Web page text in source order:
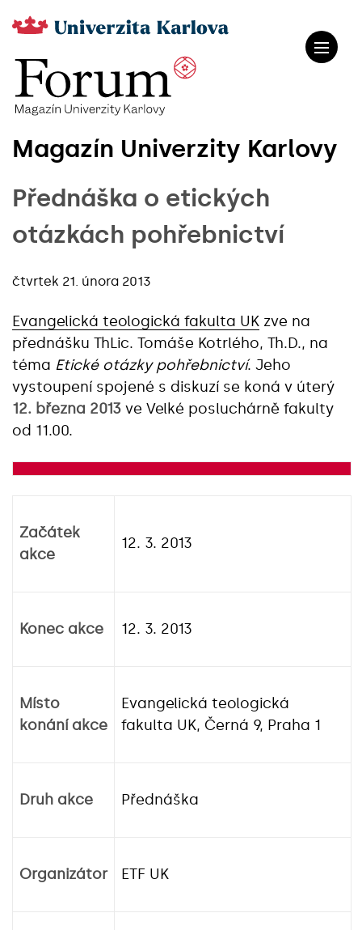
Magazín Univerzity Karlovy
Přednáška o etických
otázkách pohřebnictví
čtvrtek 21. února 2013
Evangelická teologická fakulta UK zve na
přednášku ThLic. Tomáše Kotrlého, Th.D., na
téma Etické otázky pohřebnictví. Jeho
vystoupení spojené s diskuzí se koná v úterý
12. března 2013 ve Velké posluchárně fakulty
od 11.00.
Začátek
akce
12. 3. 2013
Konec akce 12. 3. 2013
Místo
konání akce
Evangelická teologická
fakulta UK, Černá 9, Praha 1
Druh akce Přednáška
Organizátor ETF UK